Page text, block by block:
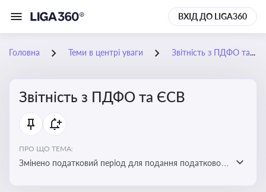
ВХІД ДО LIGA360
Головна Теми в центрі уваги Звітність з ПДФО та ЄСВ
Звітність з ПДФО та ЄСВ
ПРО ЩО ТЕМА:
Змінено податковий період для подання податкового